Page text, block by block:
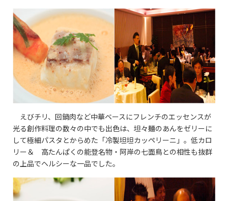
えびチリ、回鍋肉など中華ベースにフレンチのエッセンスが
光る創作料理の数々の中でも出色は、坦々麺のあんをゼリーに
して極細パスタとからめた「冷製坦坦カッペリーニ」。低カロ
リー＆ 高たんぱくの能登名物・阿岸の七面鳥との相性も抜群
の上品でヘルシーな一品でした。